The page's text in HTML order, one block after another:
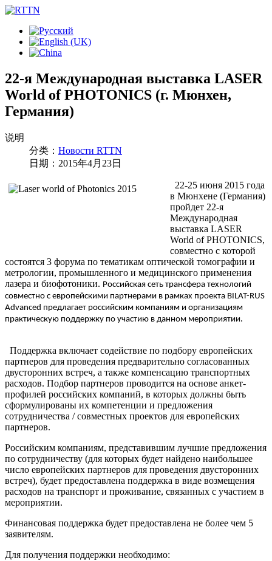
22-я Международная выставка LASER
World of PHOTONICS (г. Мюнхен,
Германия)
说明
分类： Новости RTTN
日期：2015年4月23日
22-25 июня 2015 года
в Мюнхене (Германия)
пройдет 22-я
Международная
выставка LASER
World of PHOTONICS,
совместно с которой
состоятся 3 форума по тематикам оптической томографии и
метрологии, промышленного и медицинского применения
лазера и биофотоники. Российская сеть трансфера технологий
совместно с европейскими партнерами в рамках проекта BILAT-RUS
Advanced предлагает российским компаниям и организациям
практическую поддержку по участию в данном мероприятии.
Поддержка включает содействие по подбору европейских
партнеров для проведения предварительно согласованных
двусторонних встреч, а также компенсацию транспортных
расходов. Подбор партнеров проводится на основе анкет-
профилей российских компаний, в которых должны быть
сформулированы их компетенции и предложения
сотрудничества / совместных проектов для европейских
партнеров.
Российским компаниям, представившим лучшие предложения
по сотрудничеству (для которых будет найдено наибольшее
число европейских партнеров для проведения двусторонних
встреч), будет предоставлена поддержка в виде возмещения
расходов на транспорт и проживание, связанных с участием в
мероприятии.
Финансовая поддержка будет предоставлена не более чем 5
заявителям.
Для получения поддержки необходимо: